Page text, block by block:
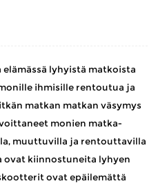
lyhyistä matkoista
ihmisille rentoutua ja
matkan matkan väsymys
monien matka-
muuttuvilla ja rentouttavilla
ovat kiinnostuneita lyhyen
ovat epäilemättä